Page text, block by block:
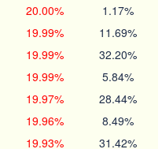
20.00% 1.17%
19.99% 11.69%
19.99% 32.20%
19.99% 5.84%
19.97% 28.44%
19.96% 8.49%
19.93% 31.42%